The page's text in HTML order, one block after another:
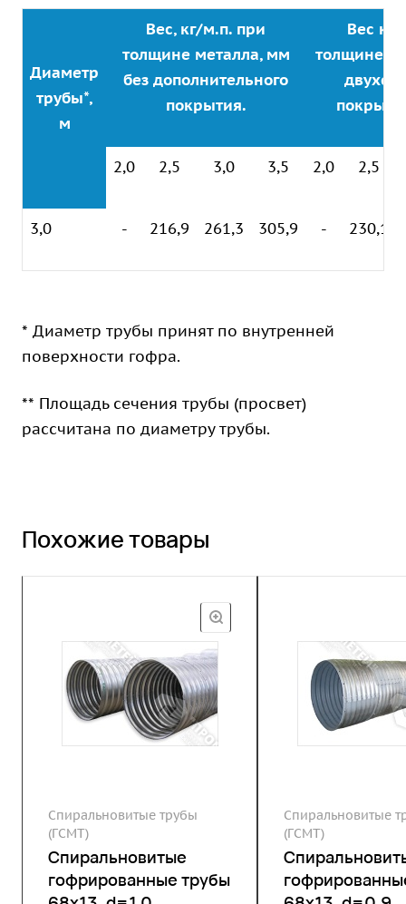
Диаметр
трубы*,
м
Вес, кг/м.п. при
толщине металла, мм
без дополнительного
покрытия.
Вес
толщине
2,0 2,5 3,0 3,5 2,0 2,5
3,0 - 216,9 261,3 305,9 - 230,1
* Диаметр трубы принят по внутренней
поверхности гофра.
** Площадь сечения трубы (просвет)
рассчитана по диаметру трубы.
Похожие товары
Спиральновитые трубы
(ГСМТ)
Спиральновитые
гофрированные трубы
Спиральновитые
(ГСМТ)